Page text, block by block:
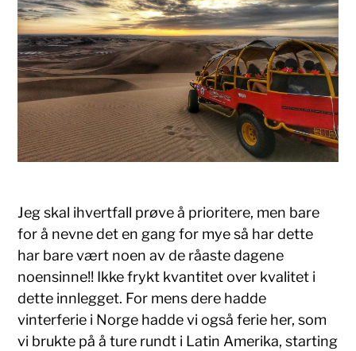
Jeg skal ihvertfall prøve å prioritere, men bare
for å nevne det en gang for mye så har dette
har bare vært noen av de råaste dagene
noensinne!! Ikke frykt kvantitet over kvalitet i
dette innlegget. For mens dere hadde
vinterferie i Norge hadde vi også ferie her, som
vi brukte på å ture rundt i Latin Amerika, starting